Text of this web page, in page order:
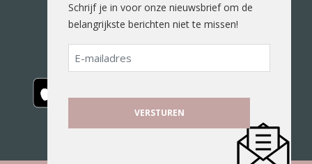
Schrijf je in voor onze nieuwsbrief om de
belangrijkste berichten niet te missen!
E-
mailadres